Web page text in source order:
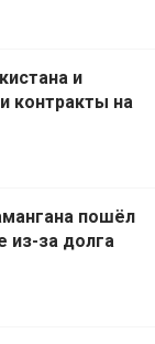
и
контракты на
пошёл
из-за долга